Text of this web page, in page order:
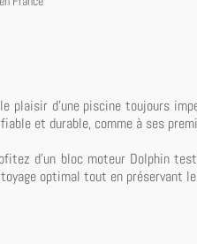
plaisir d'une piscine toujours
et durable, comme à ses
d'un bloc moteur Dolphin
optimal tout en préservant